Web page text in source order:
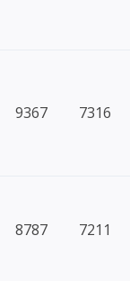
9367 7316
8787 7211